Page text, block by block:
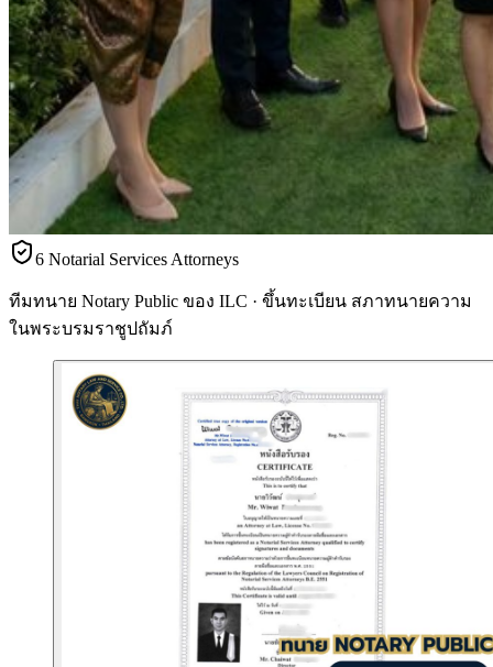
6 Notarial Services Attorneys
ทีมทนาย Notary Public ของ ILC · ขึ้นทะเบียน สภาทนายความ
ในพระบรมราชูปถัมภ์